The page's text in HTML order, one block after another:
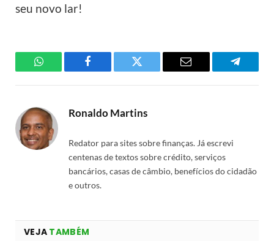
seu novo lar!
WhatsAppFacebook Twitter Email
Ronaldo Martins
Redator para sites sobre finanças. Já escrevi
centenas de textos sobre crédito, serviços
bancários, casas de câmbio, benefícios do cidadão
e outros.
VEJA TAMBÉM